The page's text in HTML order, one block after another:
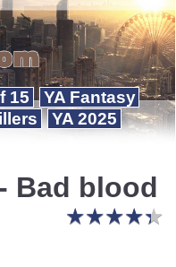
15
YA Fantasy
YA 2025
Bad blood
★★★★★
★★★★★